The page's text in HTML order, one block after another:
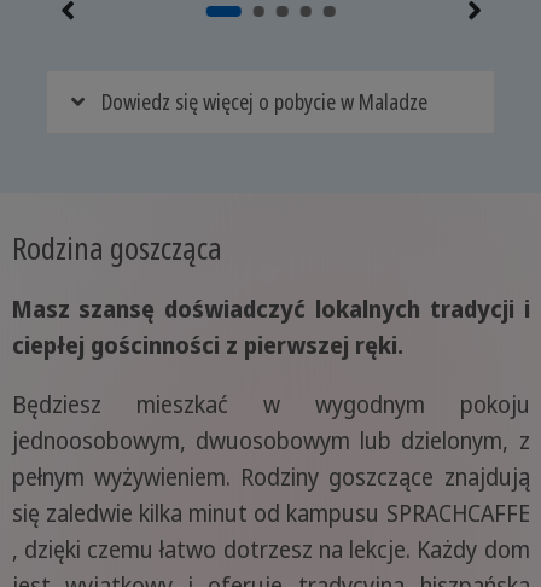
Dowiedz się więcej o pobycie w Maladze
Rodzina goszcząca
Masz szansę doświadczyć lokalnych tradycji i
ciepłej gościnności z pierwszej ręki.
Będziesz mieszkać w wygodnym pokoju
jednoosobowym, dwuosobowym lub dzielonym, z
pełnym wyżywieniem. Rodziny goszczące znajdują
się zaledwie kilka minut od kampusu SPRACHCAFFE
, dzięki czemu łatwo dotrzesz na lekcje. Każdy dom